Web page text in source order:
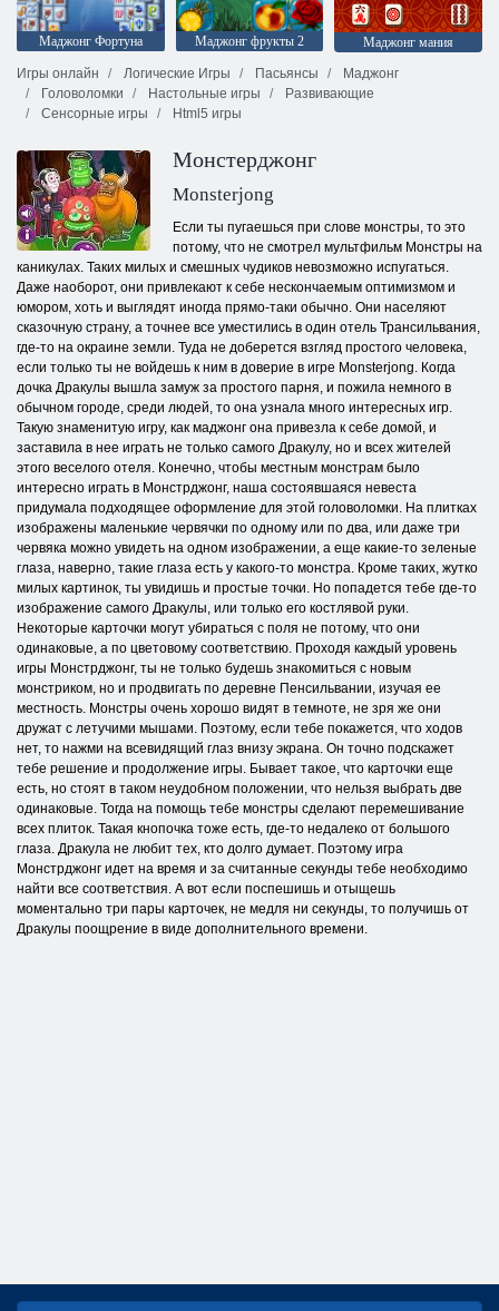
Маджонг Фортуна Маджонг фрукты 2
Маджонг мания
Игры онлайн
Логические Игры Пасьянсы
Маджонг
Головоломки
Настольные игры
Развивающие
Сенсорные игры
Html5 игры
Монстерджонг
Monsterjong
Если ты пугаешься при слове монстры, то это
потому, что не смотрел мультфильм Монстры на
каникулах. Таких милых и смешных чудиков невозможно испугаться.
Даже наоборот, они привлекают к себе нескончаемым оптимизмом и
юмором, хоть и выглядят иногда прямо-таки обычно. Они населяют
сказочную страну, а точнее все уместились в один отель Трансильвания,
где-то на окраине земли. Туда не доберется взгляд простого человека,
если только ты не войдешь к ним в доверие в игре Monsterjong. Когда
дочка Дракулы вышла замуж за простого парня, и пожила немного в
обычном городе, среди людей, то она узнала много интересных игр.
Такую знаменитую игру, как маджонг она привезла к себе домой, и
заставила в нее играть не только самого Дракулу, но и всех жителей
этого веселого отеля. Конечно, чтобы местным монстрам было
интересно играть в Монстрджонг, наша состоявшаяся невеста
придумала подходящее оформление для этой головоломки. На плитках
изображены маленькие червячки по одному или по два, или даже три
червяка можно увидеть на одном изображении, а еще какие-то зеленые
глаза, наверно, такие глаза есть у какого-то монстра. Кроме таких, жутко
милых картинок, ты увидишь и простые точки. Но попадется тебе где-то
изображение самого Дракулы, или только его костлявой руки.
Некоторые карточки могут убираться с поля не потому, что они
одинаковые, а по цветовому соответствию. Проходя каждый уровень
игры Монстрджонг, ты не только будешь знакомиться с новым
монстриком, но и продвигать по деревне Пенсильвании, изучая ее
местность. Монстры очень хорошо видят в темноте, не зря же они
дружат с летучими мышами. Поэтому, если тебе покажется, что ходов
нет, то нажми на всевидящий глаз внизу экрана. Он точно подскажет
тебе решение и продолжение игры. Бывает такое, что карточки еще
есть, но стоят в таком неудобном положении, что нельзя выбрать две
одинаковые. Тогда на помощь тебе монстры сделают перемешивание
всех плиток. Такая кнопочка тоже есть, где-то недалеко от большого
глаза. Дракула не любит тех, кто долго думает. Поэтому игра
Монстрджонг идет на время и за считанные секунды тебе необходимо
найти все соответствия. А вот если поспешишь и отыщешь
моментально три пары карточек, не медля ни секунды, то получишь от
Дракулы поощрение в виде дополнительного времени.